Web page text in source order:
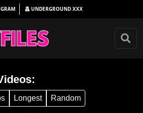
UNDERGROUND XXX
Longest Random